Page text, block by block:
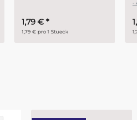
1,79 €
1,79 € pro 1 Stueck